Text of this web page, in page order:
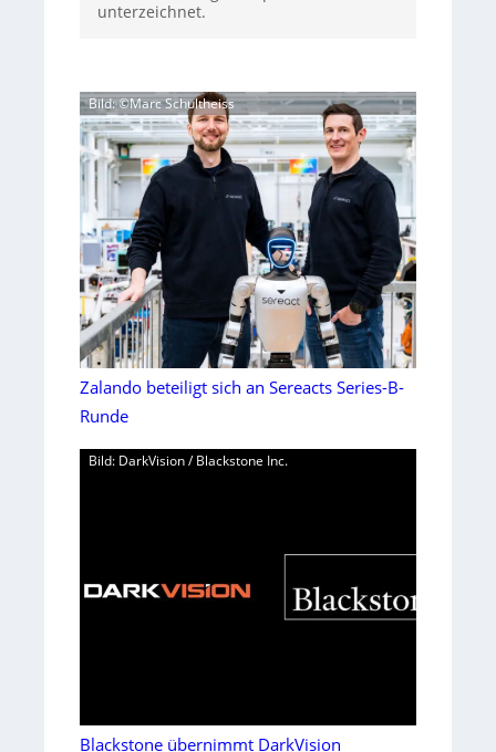
unterzeichnet.
Bild: ©Marc Schultheiss
Zalando beteiligt sich an Sereacts Series-B-
Runde
Bild: DarkVision / Blackstone Inc.
Blackstone übernimmt DarkVision